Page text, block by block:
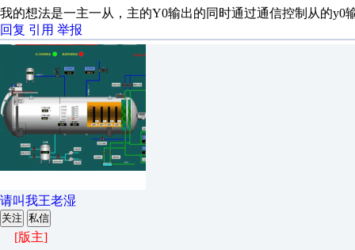
我的想法是一主一从，主的Y0输出的同时通过通信控制从的y0
回复 引用 举报
请叫我王老湿
关注 私信
[版主]